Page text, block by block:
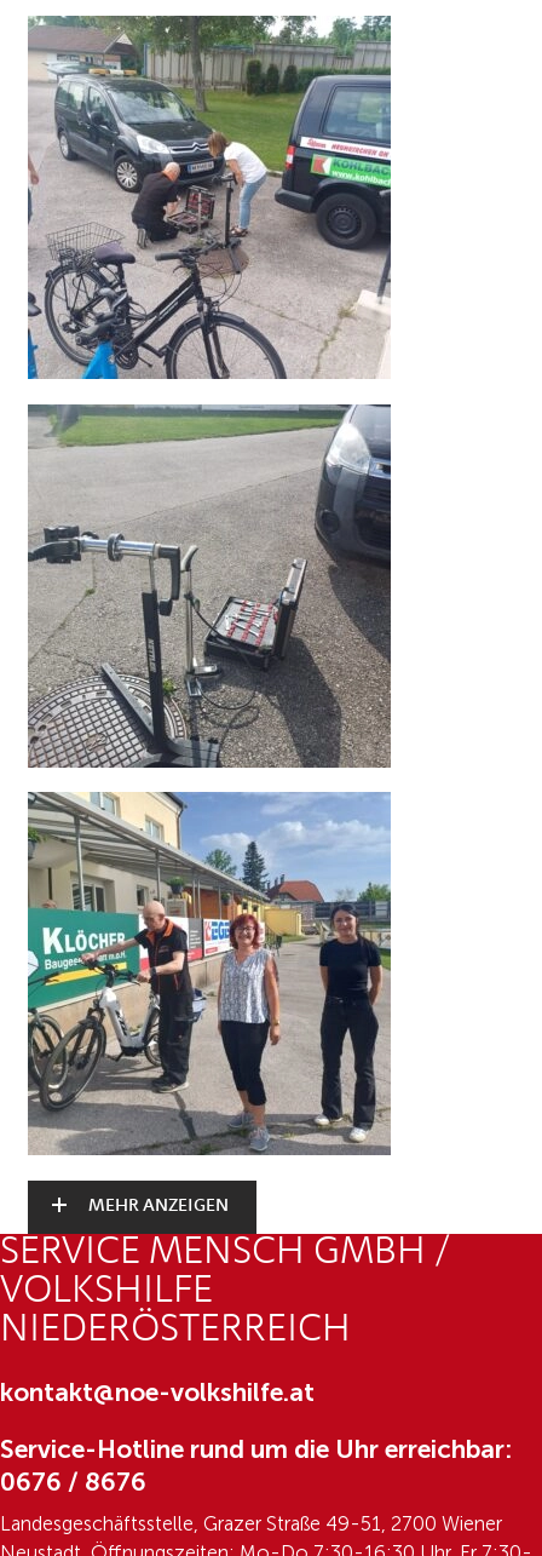
MEHR ANZEIGEN
SERVICE MENSCH GMBH /
VOLKSHILFE
NIEDERÖSTERREICH
kontakt@noe-volkshilfe.at
Service-Hotline rund um die Uhr erreichbar:
0676 / 8676
Landesgeschäftsstelle, Grazer Straße 49-51, 2700 Wiener